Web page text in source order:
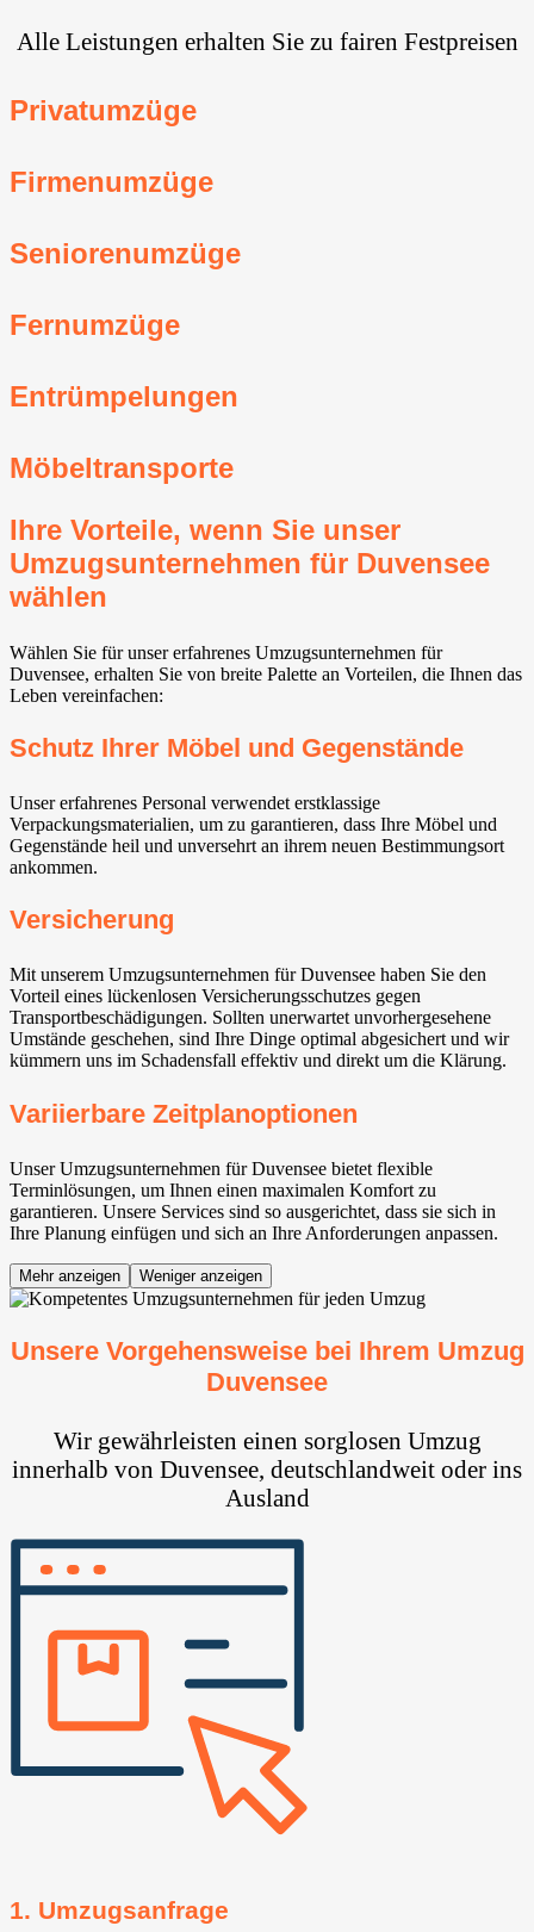
Alle Leistungen erhalten Sie zu fairen Festpreisen
Privatumzüge
Firmenumzüge
Seniorenumzüge
Fernumzüge
Entrümpelungen
Möbeltransporte
Ihre Vorteile, wenn Sie unser
Umzugsunternehmen für Duvensee
wählen
Wählen Sie für unser erfahrenes Umzugsunternehmen für
Duvensee, erhalten Sie von breite Palette an Vorteilen, die Ihnen das
Leben vereinfachen:
Schutz Ihrer Möbel und Gegenstände
Unser erfahrenes Personal verwendet erstklassige
Verpackungsmaterialien, um zu garantieren, dass Ihre Möbel und
Gegenstände heil und unversehrt an ihrem neuen Bestimmungsort
ankommen.
Versicherung
Mit unserem Umzugsunternehmen für Duvensee haben Sie den
Vorteil eines lückenlosen Versicherungsschutzes gegen
Transportbeschädigungen. Sollten unerwartet unvorhergesehene
Umstände geschehen, sind Ihre Dinge optimal abgesichert und wir
kümmern uns im Schadensfall effektiv und direkt um die Klärung.
Variierbare Zeitplanoptionen
Unser Umzugsunternehmen für Duvensee bietet flexible
Terminlösungen, um Ihnen einen maximalen Komfort zu
garantieren. Unsere Services sind so ausgerichtet, dass sie sich in
Ihre Planung einfügen und sich an Ihre Anforderungen anpassen.
Mehr anzeigen Weniger anzeigen
Unsere Vorgehensweise bei Ihrem Umzug
Duvensee
Wir gewährleisten einen sorglosen Umzug
innerhalb von Duvensee, deutschlandweit oder ins
Ausland
1. Umzugsanfrage